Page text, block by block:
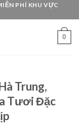
PHÍ KHU VỰC
0
Trung,
Tươi Đặc